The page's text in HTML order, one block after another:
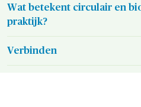
Wat betekent circulair en
praktijk?
Verbinden